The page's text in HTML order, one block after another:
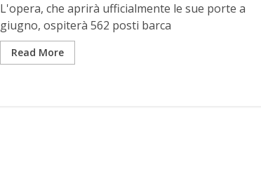
L'opera, che aprirà ufficialmente le sue porte a
giugno, ospiterà 562 posti barca
Read More